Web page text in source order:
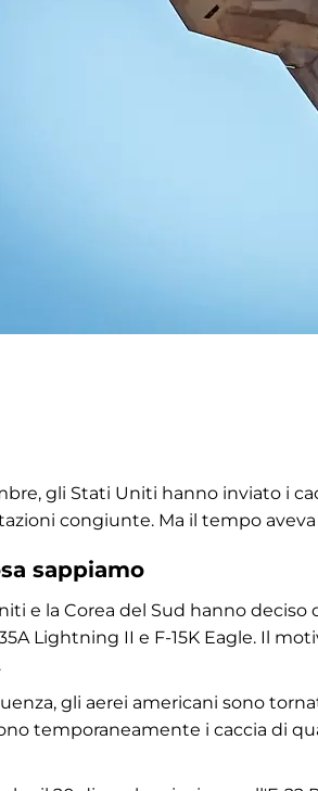
gli Stati Uniti hanno inviato i
congiunte. Ma il tempo
sappiamo
e la Corea del Sud hanno
Lightning II e F-15K Eagle. Il
gli aerei americani sono
temporaneamente i caccia di